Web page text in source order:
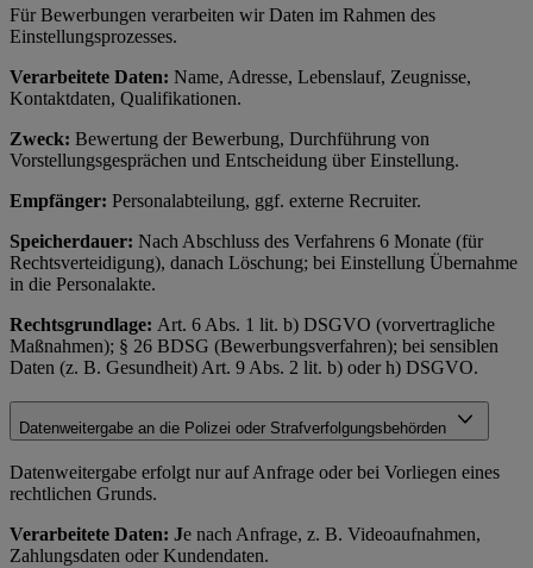
Für Bewerbungen verarbeiten wir Daten im Rahmen des
Einstellungsprozesses.
Verarbeitete Daten: Name, Adresse, Lebenslauf, Zeugnisse,
Kontaktdaten, Qualifikationen.
Zweck: Bewertung der Bewerbung, Durchführung von
Vorstellungsgesprächen und Entscheidung über Einstellung.
Empfänger: Personalabteilung, ggf. externe Recruiter.
Speicherdauer: Nach Abschluss des Verfahrens 6 Monate (für
Rechtsverteidigung), danach Löschung; bei Einstellung Übernahme
in die Personalakte.
Rechtsgrundlage: Art. 6 Abs. 1 lit. b) DSGVO (vorvertragliche
Maßnahmen); § 26 BDSG (Bewerbungsverfahren); bei sensiblen
Daten (z. B. Gesundheit) Art. 9 Abs. 2 lit. b) oder h) DSGVO.
Datenweitergabe an die Polizei oder Strafverfolgungsbehörden
Datenweitergabe erfolgt nur auf Anfrage oder bei Vorliegen eines
rechtlichen Grunds.
Verarbeitete Daten: Je nach Anfrage, z. B. Videoaufnahmen,
Zahlungsdaten oder Kundendaten.